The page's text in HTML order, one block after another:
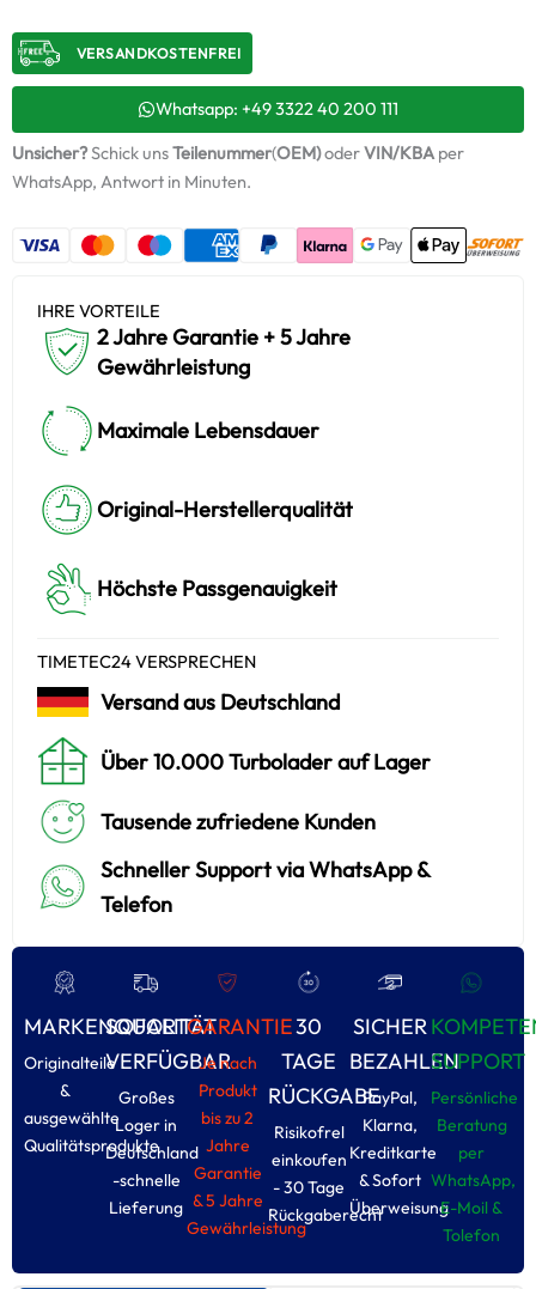
Menge
VERSANDKOSTENFREI​
Whatsapp: +49 3322 40 200 111
Unsicher?Schick unsTeilenummer(OEM)oderVIN/KBAper
WhatsApp, Antwort in Minuten.
IHRE VORTEILE
2 Jahre Garantie + 5 Jahre
Gewährleistung
Maximale Lebensdauer
Original-Herstellerqualität
Höchste Passgenauigkeit
TIMETEC24 VERSPRECHEN
Versand aus Deutschland
Über 10.000 Turbolader auf Lager
Tausende zufriedene Kunden
Schneller Support via WhatsApp &
Telefon
MARKENQUALITÄT
Originalteile
&
ausgewählte
Qualitätsprodukte
SOFORT
VERFÜGBAR
Großes
Loger in
Deutschland
-schnelle
Lieferung
GARANTIE
Je nach
Produkt
bis zu 2
Jahre
Garantie
& 5 Jahre
Gewährleistung
30
TAGE
RÜCKGABE
Risikofrel
einkoufen
- 30 Tage
Rückgaberecht
SICHER
BEZAHLEN
PayPal,
Klarna,
Kreditkarte
& Sofort
Überweisung
SUPPORT
Persönliche
Beratung
per
WhatsApp,
E-Moil &
Tolefon